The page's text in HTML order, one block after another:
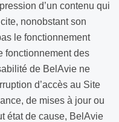
d’un contenu qui
nonobstant son
le fonctionnement
fonctionnement des
de BelAvie ne
d’accès au Site
de mises à jour ou
état de cause, BelAvie